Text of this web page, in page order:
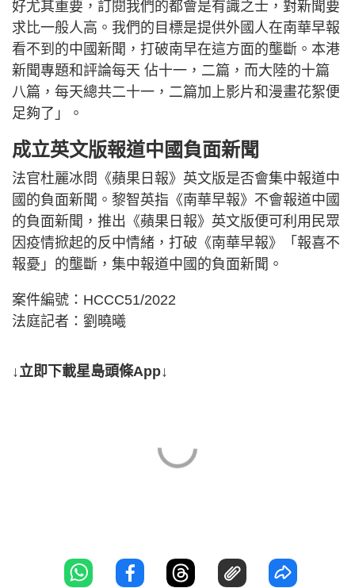
好尤其重要，訂閱我們的都會是有識之士，對新聞要
求比一般人高。我們的目標是提供外國人在南華早報
看不到的中國新聞，打破南早在這方面的壟斷。本港
新聞專題和評論每天 佔十一，二篇，而大陸的十篇
八篇，每天總共二十一，二篇加上影片和漫畫花絮便
足夠了」。
成立英文版報道中國負面新聞
法官杜麗冰問《蘋果日報》英文版是否會集中報道中
國的負面新聞。黎智英指《南華早報》不會報道中國
的負面新聞，推出《蘋果日報》英文版便可利用民眾
因疫情掀起的反中情緒，打破《南華早報》「報喜不
報憂」的壟斷，集中報道中國的負面新聞。
案件編號：HCCC51/2022
法庭記者：劉曉曦
↓立即下載星島頭條App↓